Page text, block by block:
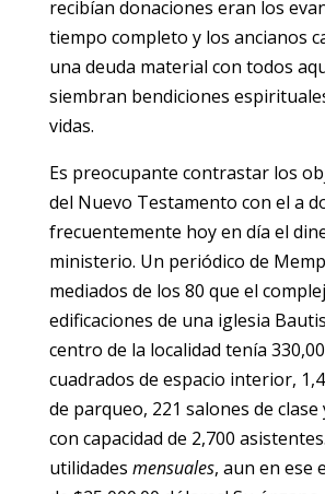
recibían donaciones eran los
tiempo completo y los ancianos
una deuda material con todos
siembran bendiciones
vidas.
Es preocupante contrastar los
del Nuevo Testamento con el a
frecuentemente hoy en día el
ministerio. Un periódico de
mediados de los 80 que el
edificaciones de una iglesia
centro de la localidad tenía
cuadrados de espacio interior,
de parqueo, 221 salones de
con capacidad de 2,700 asistentes.
utilidades mensuales, aun en ese